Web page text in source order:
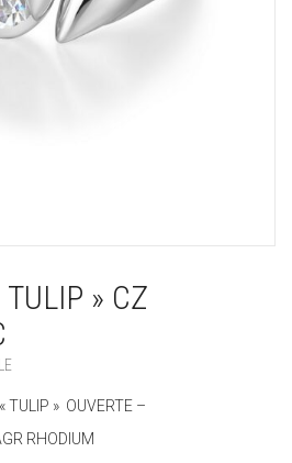
TULIP » CZ
TULIP » OUVERTE –
RHODIUM